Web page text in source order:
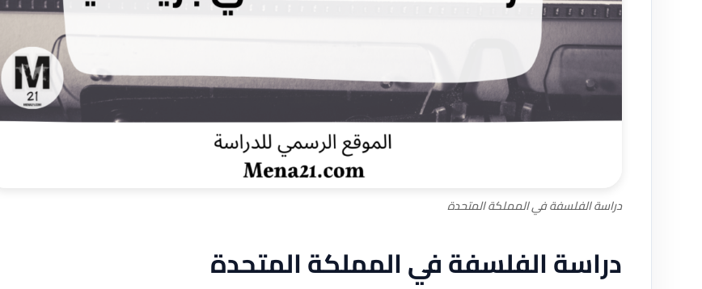
دراسة الفلسفة في المملكة المتحدة
دراسة الفلسفة في المملكة المتحدة